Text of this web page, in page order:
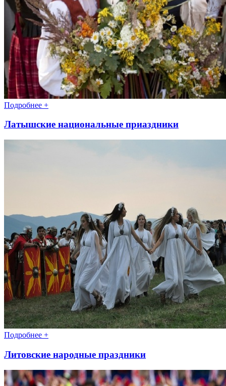
Подробнее +
Латышские национальные приаздники
Подробнее +
Литовские народные праздники